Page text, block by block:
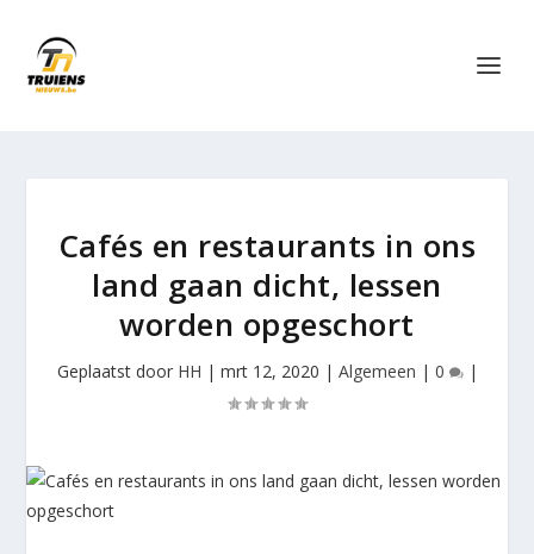
Cafés en restaurants in ons
land gaan dicht, lessen
worden opgeschort
Geplaatst door HH | mrt 12, 2020 | Algemeen | 0 |